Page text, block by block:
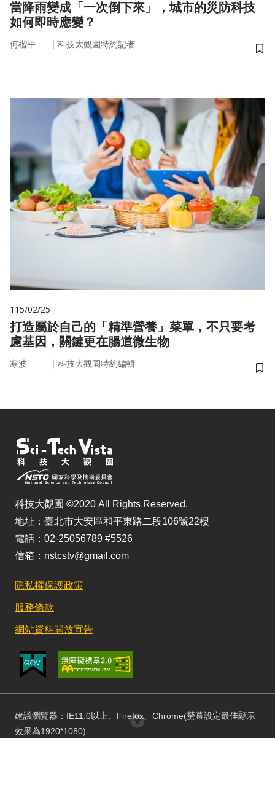
當降雨變成「一次倒下來」，城市的災防科技
如何即時應變？
何楷平 ｜ 科技大觀園特約記者
儲
115/02/25
打造屬於自己的「精準營養」菜單，不只要考
慮基因，關鍵更在腸道微生物
寒波 ｜ 科技大觀園特約編輯
儲
科技大觀園 ©2020 All Rights Reserved.
地址：臺北市大安區和平東路二段106號22樓
電話：02-25056789 #5526
信箱：nstcstv@gmail.com
隱私權保護政策
服務條款
網站資料開放宣告
建議瀏覽器：IE11.0以上、Firefox、Chrome(螢幕設定最佳顯示
效果為1920*1080)
回頂部